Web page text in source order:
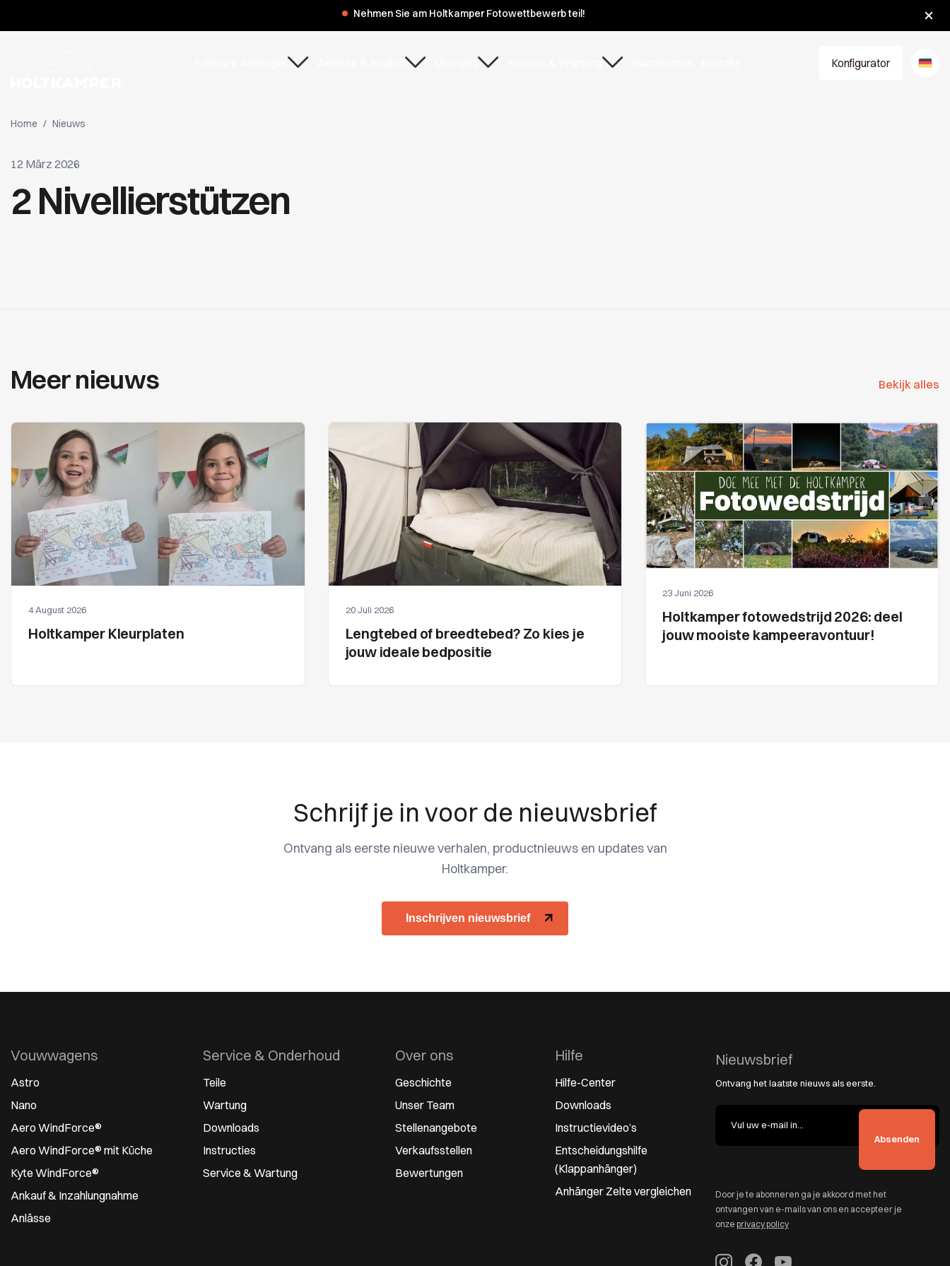
Konfigurator
Home / Nieuws
12 März 2026
2 Nivellierstützen
Meer nieuws Bekijk alles
4 August 2026
Holtkamper Kleurplaten
20 Juli 2026
Lengtebed of breedtebed? Zo kies je
jouw ideale bedpositie
23 Juni 2026
Holtkamper fotowedstrijd 2026: deel
jouw mooiste kampeeravontuur!
Schrijf je in voor de nieuwsbrief
Ontvang als eerste nieuwe verhalen, productnieuws en updates van
Holtkamper.
Inschrijven nieuwsbrief
Vouwwagens
Astro
Nano
Aero WindForce®
Aero WindForce® mit Küche
Kyte WindForce®
Ankauf & Inzahlungnahme
Anlässe
Service & Onderhoud
Teile
Wartung
Downloads
Instructies
Service & Wartung
Over ons
Geschichte
Unser Team
Stellenangebote
Verkaufsstellen
Bewertungen
Hilfe
Hilfe-Center
Downloads
Instructievideo’s
Entscheidungshilfe
(Klappanhänger)
Anhänger Zelte vergleichen
Nieuwsbrief
Ontvang het laatste nieuws als eerste.
Door je te abonneren ga je akkoord met het
ontvangen van e-mails van ons en accepteer je
onze privacy policy